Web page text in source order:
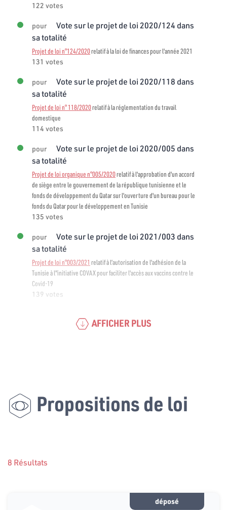
122 votes
pour
Vote sur le projet de loi 2020/124 dans
sa totalité
Projet de loi n°124/2020relatif à la loi de finances pour l'année 2021
131 votes
pour
Vote sur le projet de loi 2020/118 dans
sa totalité
Projet de loi n° 118/2020relatif à la réglementation du travail
domestique
114 votes
pour
Vote sur le projet de loi 2020/005 dans
sa totalité
Projet de loi organique n°005/2020relatif à l'approbation d'un accord
de siège entre le gouvernement de la république tunisienne et le
fonds de développement du Qatar sur l'ouverture d'un bureau pour le
fonds du Qatar pour le développement en Tunisie
135 votes
pour
Vote sur le projet de loi 2021/003 dans
sa totalité
Projet de loi n°003/2021 relatif à l’autorisation de l'adhésion de la
Tunisie à l"initiative COVAX pour faciliter l'accès aux vaccins contre le
Covid-19
139 votes
AFFICHER PLUS
Propositions de loi
8 Résultats
déposé